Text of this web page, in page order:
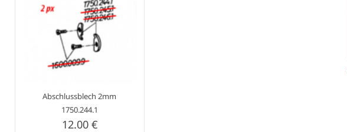
Abschlussblech 2mm
1750.244.1
12.00 €